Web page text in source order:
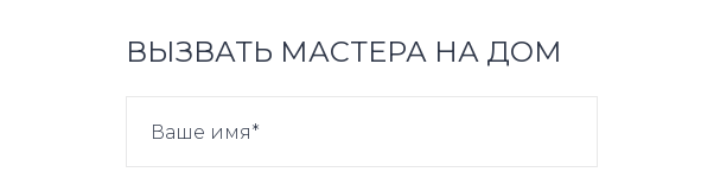
ВЫЗВАТЬ МАСТЕРА НА ДОМ